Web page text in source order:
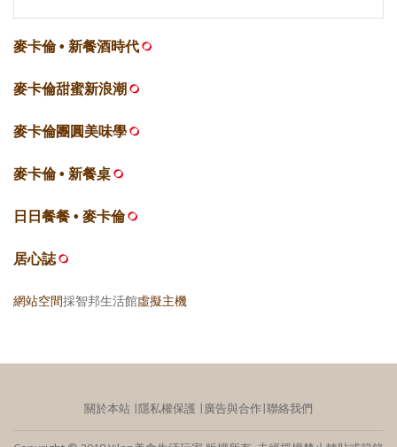
麥卡倫 • 新餐酒時代
麥卡倫甜蜜新浪潮
麥卡倫團圓美味學
麥卡倫 • 新餐桌
日日餐餐 • 麥卡倫
居心誌
網站空間採智邦生活館虛擬主機
關於本站 ∣隱私權保護 ∣廣告與合作∣聯絡我們